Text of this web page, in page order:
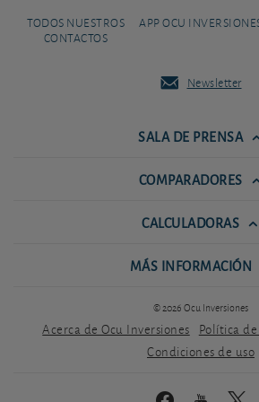
TODOS NUESTROS
CONTACTOS
APP OCU
Newsletter
SALA DE PRENSA
COMPARADORES
CALCULADORAS
MÁS INFORMACIÓN
© 2026 Ocu Inversiones
Acerca de Ocu Inversiones Política
Condiciones de uso